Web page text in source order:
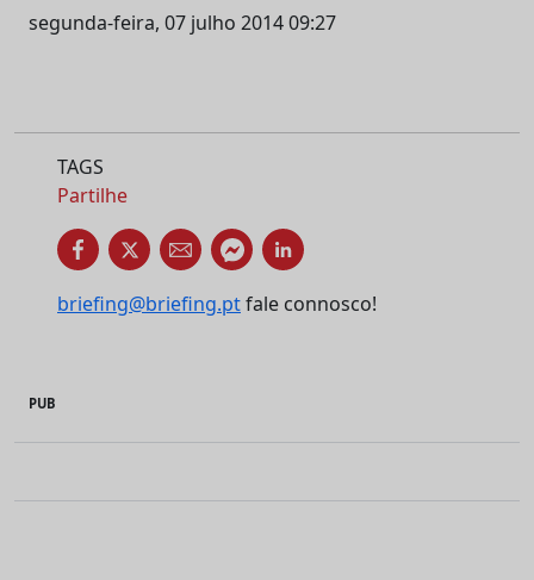
segunda-feira, 07 julho 2014 09:27
TAGS
Partilhe
briefing@briefing.ptfale connosco!
PUB